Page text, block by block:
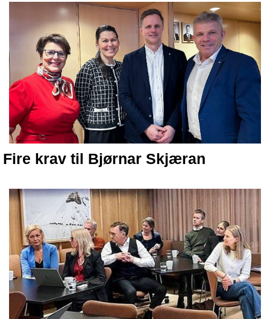
Fire krav til Bjørnar Skjæran